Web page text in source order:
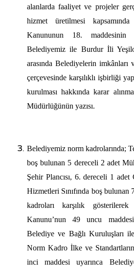
alanlarda faaliyet ve projeler
hizmet üretilmesi
Kanununun 18. maddesinin
Belediyemiz ile Burdurİli
arasında Belediyelerin imkânları
çerçevesinde karşılıklı işbirliği
kurulması hakkında karar
Müdürlüğünün yazısı.
Belediyemiz norm kadrolarında;
boş bulunan 5 dereceli 2 adet
Şehir Plancısı, 6. dereceli 1
Hizmetleri Sınıfında boş bulunan
kadroları karşılık
Kanunu’nun 49 uncu
Belediye ve Bağlı Kuruluşları
Norm Kadro İlke ve
inci maddesi uyarınca